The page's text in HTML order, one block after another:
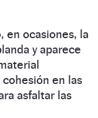
en ocasiones, la
y aparece
cohesión en las
asfaltar las